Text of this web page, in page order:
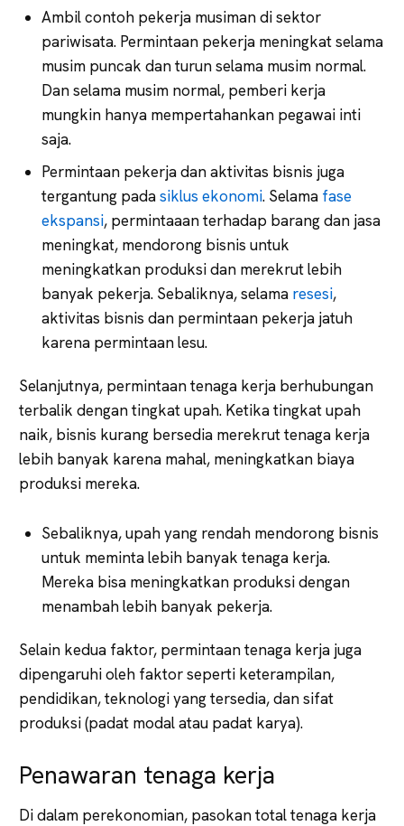
Ambil contoh pekerja musiman di sektor
pariwisata. Permintaan pekerja meningkat selama
musim puncak dan turun selama musim normal.
Dan selama musim normal, pemberi kerja
mungkin hanya mempertahankan pegawai inti
saja.
Permintaan pekerja dan aktivitas bisnis juga
tergantung padasiklus ekonomi. Selama fase
ekspansi, permintaaan terhadap barang dan jasa
meningkat, mendorong bisnis untuk
meningkatkan produksi dan merekrut lebih
banyak pekerja. Sebaliknya, selama resesi,
aktivitas bisnis dan permintaan pekerja jatuh
karena permintaan lesu.
Selanjutnya, permintaan tenaga kerja berhubungan
terbalik dengan tingkat upah. Ketika tingkat upah
naik, bisnis kurang bersedia merekrut tenaga kerja
lebih banyak karena mahal, meningkatkan biaya
produksi mereka.
Sebaliknya, upah yang rendah mendorong bisnis
untuk meminta lebih banyak tenaga kerja.
Mereka bisa meningkatkan produksi dengan
menambah lebih banyak pekerja.
Selain kedua faktor, permintaan tenaga kerja juga
dipengaruhi oleh faktor seperti keterampilan,
pendidikan, teknologi yang tersedia, dan sifat
produksi (padat modal atau padat karya).
Penawaran tenaga kerja
Di dalam perekonomian, pasokan total tenaga kerja